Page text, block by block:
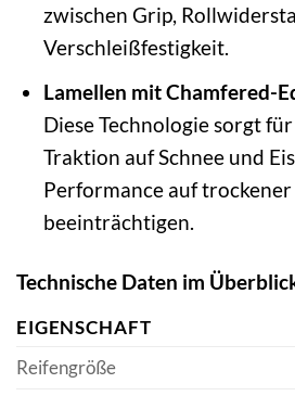
zwischen Grip,
Verschleißfestigkeit.
Lamellen mit Chamfered-
Diese Technologie sorgt
Traktion auf Schnee und
Performance auf
beeinträchtigen.
Technische Daten im
EIGENSCHAFT
Reifengröße